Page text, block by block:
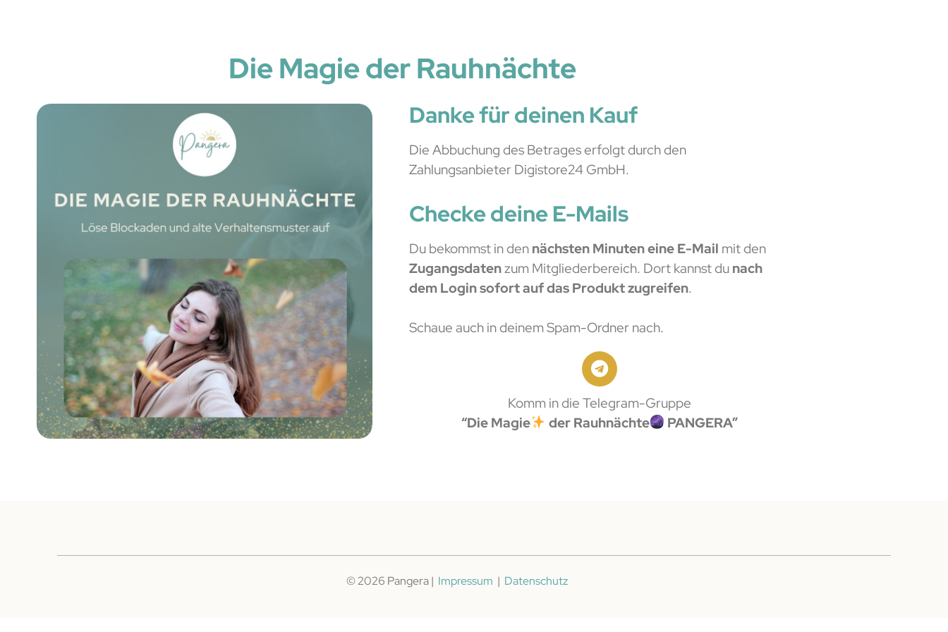
Die Magie der Rauhnächte
Danke für deinen Kauf
Die Abbuchung des Betrages erfolgt durch den
Zahlungsanbieter Digistore24 GmbH.
Checke deine E-Mails
Du bekommst in dennächsten Minuten eine E-Mail mit den
Zugangsdatenzum Mitgliederbereich. Dort kannst dunach
dem Login sofort auf das Produkt zugreifen.
Schaue auch in deinem Spam-Ordner nach.
Komm in die Telegram-Gruppe
“Die Magie
der Rauhnächte PANGERA”
© 2026 Pangera | Impressum | Datenschutz